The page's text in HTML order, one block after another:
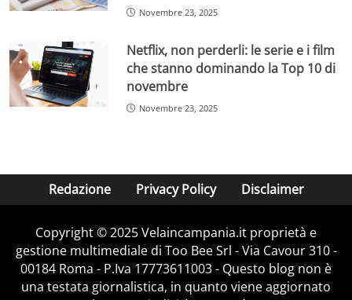
Novembre 23, 2025
Netflix, non perderli: le serie e i film
che stanno dominando la Top 10 di
novembre
Novembre 23, 2025
Redazione Privacy Policy Disclaimer
Copyright © 2025 Velaincampania.it proprietà e
gestione multimediale di Too Bee Srl - Via Cavour 310 -
00184 Roma - P.Iva 17773611003 - Questo blog non è
una testata giornalistica, in quanto viene aggiornato